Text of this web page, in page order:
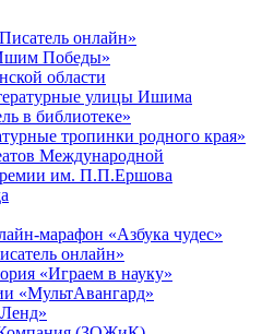
онлайн»
Победы»
области
улицы Ишима
в библиотеке»
тропинки родного края»
Международной
им. П.П.Ершова
марафон «Азбука чудес»
онлайн»
«Играем в науку»
«МультАвангард»